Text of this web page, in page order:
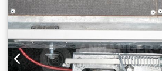
1083677 ----Oprema i stanje prema
Anmerf ----Vozilo nije pripremljeno!
moguća uz doplatu. Pravo na
je zadržano. Rado uzimamo vaše
Finansiranje/leasing moguće i bez
pitanja? Rado ćemo vas savetovati!